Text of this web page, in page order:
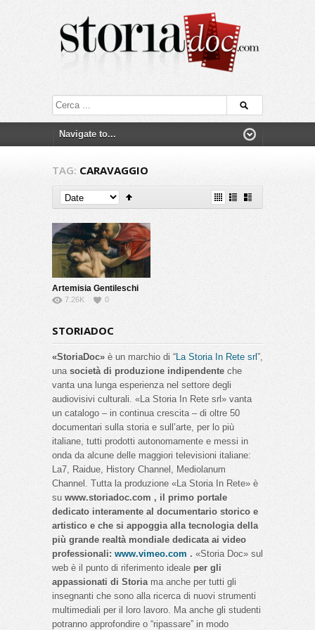
TAG: CARAVAGGIO
Artemisia Gentileschi
7.26K 0
STORIADOC
«StoriaDoc» è un marchio di “La Storia In Rete srl”,
una società di produzione indipendente che
vanta una lunga esperienza nel settore degli
audiovisivi culturali. «La Storia In Rete srl» vanta
un catalogo – in continua crescita – di oltre 50
documentari sulla storia e sull’arte, per lo più
italiane, tutti prodotti autonomamente e messi in
onda da alcune delle maggiori televisioni italiane:
La7, Raidue, History Channel, Mediolanum
Channel. Tutta la produzione «La Storia In Rete» è
su www.storiadoc.com , il primo portale
dedicato interamente al documentario storico e
artistico e che si appoggia alla tecnologia della
più grande realtà mondiale dedicata ai video
professionali: www.vimeo.com . «Storia Doc» sul
web è il punto di riferimento ideale per gli
appassionati di Storiama anche per tutti gli
insegnanti che sono alla ricerca di nuovi strumenti
multimediali per il loro lavoro. Ma anche gli studenti
potranno approfondire o “ripassare” in modo